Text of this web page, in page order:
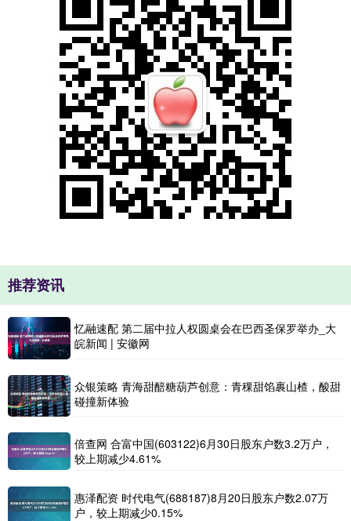
推荐资讯
忆融速配 第二届中拉人权圆桌会在巴西圣保罗举办_大
皖新闻 | 安徽网
众银策略 青海甜醅糖葫芦创意：青稞甜馅裹山楂，酸甜
碰撞新体验
倍查网 合富中国(603122)6月30日股东户数3.2万户，
较上期减少4.61%
惠泽配资 时代电气(688187)8月20日股东户数2.07万
户，较上期减少0.15%